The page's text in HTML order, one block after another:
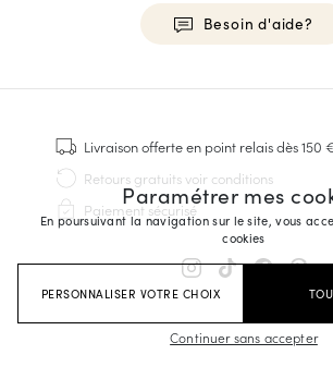
Paramétrer mes
En poursuivant la navigation sur le site, vous
cookies
PERSONNALISER VOTRE CHOIX
Continuer sans accepter
Besoin d'aide?
Baskets
Cousu Goodyear
Derbies & Richelieu
Richelieus Homme
Sandales & Espadrilles
Sacoches Business
Baskets Blanches Homme
Livraison offerteen point relais dès 150
Retours gratuitsvoir conditions
Paiement sécurisé